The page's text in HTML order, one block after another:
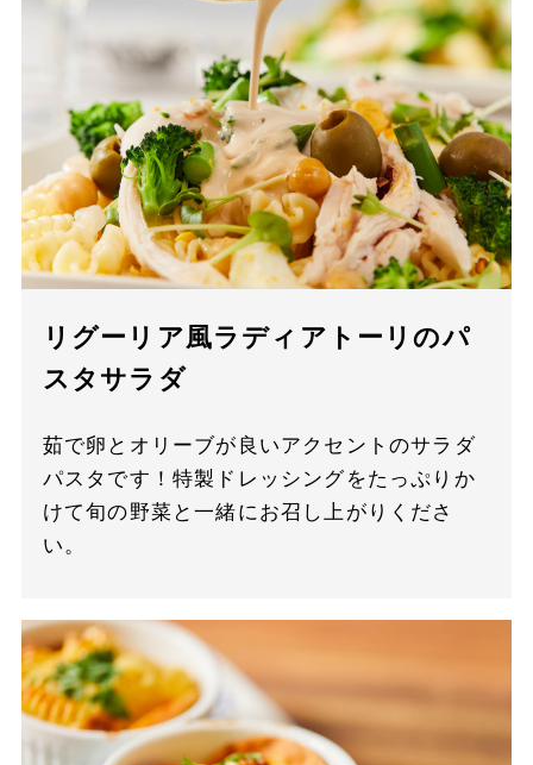
リグーリア風ラディアトーリのパ
スタサラダ
茹で卵とオリーブが良いアクセントのサラダ
パスタです！特製ドレッシングをたっぷりか
けて旬の野菜と一緒にお召し上がりくださ
い。